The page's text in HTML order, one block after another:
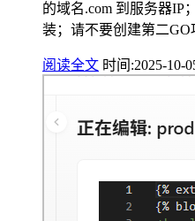
的域名.com 到服务器IP
装；请不要创建第二
阅读全文 时间:2025-10-